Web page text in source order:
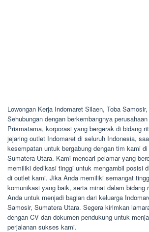
Lowongan Kerja Indomaret Silaen, Toba
Sehubungan dengan berkembangnya
Prismatama, korporasi yang bergerak di bidang
jejaring outlet Indomaret di seluruh Indonesia,
kesempatan untuk bergabung dengan tim kami
Sumatera Utara. Kami mencari pelamar yang
memiliki dedikasi tinggi untuk mengambil posisi
di outlet kami. Jika Anda memiliki semangat
komunikasi yang baik, serta minat dalam bidang
Anda untuk menjadi bagian dari keluarga
Samosir, Sumatera Utara. Segera kirimkan
dengan CV dan dokumen pendukung untuk
perjalanan sukses kami.